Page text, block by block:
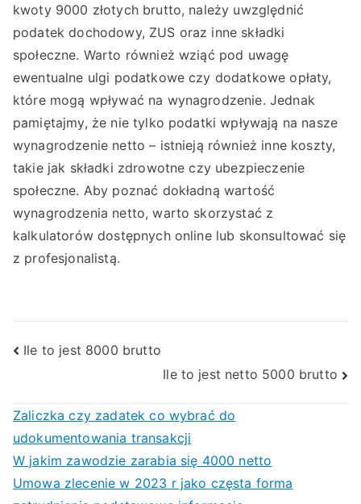
kwoty 9000 złotych brutto, należy uwzględnić
podatek dochodowy, ZUS oraz inne składki
społeczne. Warto również wziąć pod uwagę
ewentualne ulgi podatkowe czy dodatkowe opłaty,
które mogą wpływać na wynagrodzenie. Jednak
pamiętajmy, że nie tylko podatki wpływają na nasze
wynagrodzenie netto – istnieją również inne koszty,
takie jak składki zdrowotne czy ubezpieczenie
społeczne. Aby poznać dokładną wartość
wynagrodzenia netto, warto skorzystać z
kalkulatorów dostępnych online lub skonsultować się
z profesjonalistą.
Nawigacja
Ile to jest 8000 brutto
Ile to jest netto 5000 brutto
Zaliczka czy zadatek co wybrać do
udokumentowania transakcji
W jakim zawodzie zarabia się 4000 netto
Umowa zlecenie w 2023 r jako częsta forma